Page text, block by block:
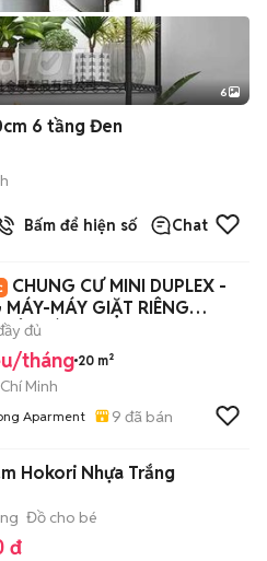
+2
6
6 tầng Đen
Bấm để hiện số Chat
CHUNG CƯ MINI DUPLEX -
MÁY GIẶT RIÊNG
BÌNH THANH
đủ
tháng 20 m²
Minh
Aparment 9 đã bán
Hokori Nhựa Trắng
Đồ cho bé
đ